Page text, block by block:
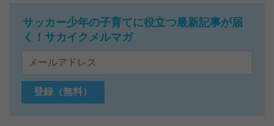
サッカー少年の子育てに役立つ最新記事が届
く！サカイクメルマガ